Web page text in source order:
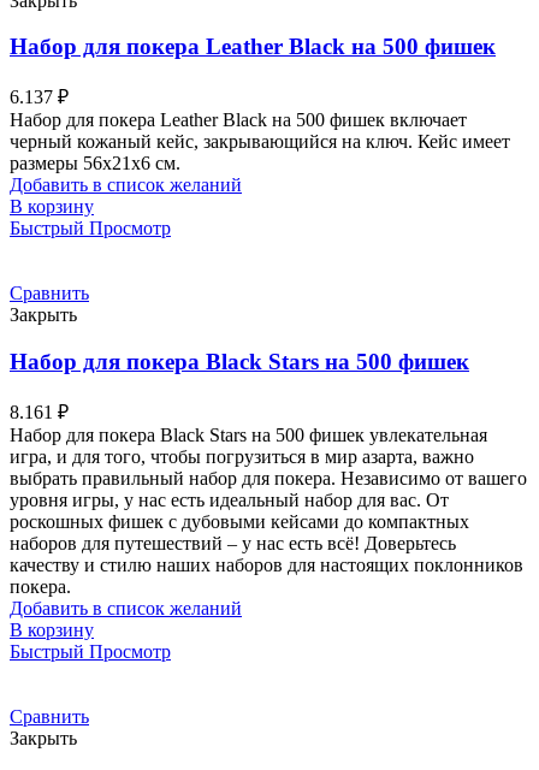
Набор для покера Leather Black на 500 фишек
6.137 ₽
Набор для покера Leather Black на 500 фишек включает
черный кожаный кейс, закрывающийся на ключ. Кейс имеет
размеры 56х21х6 см.
Добавить в список желаний
В корзину
Быстрый Просмотр
Сравнить
Закрыть
Набор для покера Black Stars на 500 фишек
8.161 ₽
Набор для покера Black Stars на 500 фишек увлекательная
игра, и для того, чтобы погрузиться в мир азарта, важно
выбрать правильный набор для покера. Независимо от вашего
уровня игры, у нас есть идеальный набор для вас. От
роскошных фишек с дубовыми кейсами до компактных
наборов для путешествий – у нас есть всё! Доверьтесь
качеству и стилю наших наборов для настоящих поклонников
покера.
Добавить в список желаний
В корзину
Быстрый Просмотр
Сравнить
Закрыть